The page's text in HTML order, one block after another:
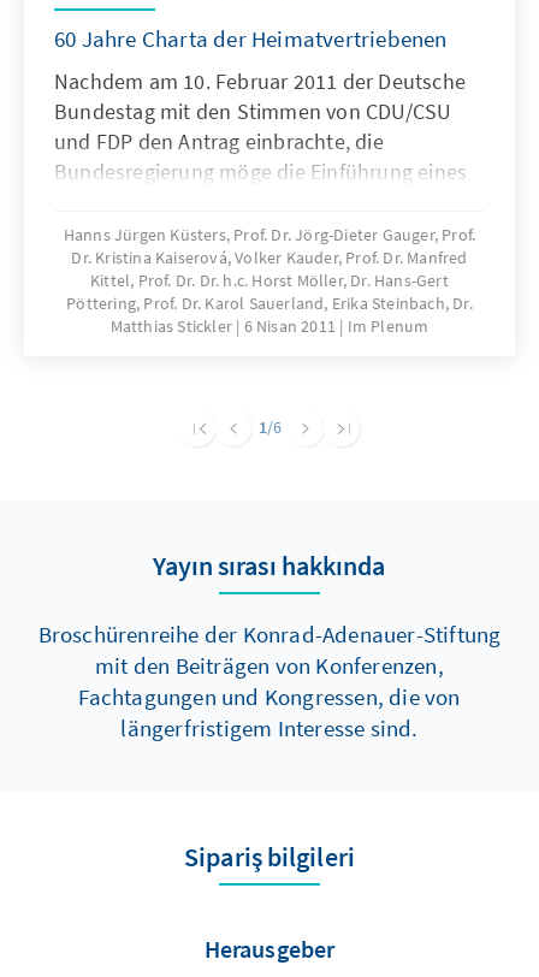
60 Jahre Charta der Heimatvertriebenen
Nachdem am 10. Februar 2011 der Deutsche
Bundestag mit den Stimmen von CDU/CSU
und FDP den Antrag einbrachte, die
Bundesregierung möge die Einführung eines
erneut nicht nur ein historischer, sondern
auch ein politischer Streit um die
angemessene Würdigung der Charta der
Heimatvertriebenen aus. Schon im Juli 2010
Flucht und Vertreibung, Integration und
im vorliegenden Band dokumentiert wird,
diente dazu, einen Beitrag zu immer wieder
aufbrechenden geschichtspolitischen
Diskussionen zu leisten.
Hanns Jürgen Küsters, Prof. Dr. Jörg-Dieter Gauger, Prof.
Dr. Kristina Kaiserová, Volker Kauder, Prof. Dr. Manfred
Kittel, Prof. Dr. Dr. h.c. Horst Möller, Dr. Hans-Gert
Pöttering, Prof. Dr. Karol Sauerland, Erika Steinbach, Dr.
Matthias Stickler 6 Nisan 2011 Im Plenum
1/6
Yayın sırası hakkında
Broschürenreihe der Konrad-Adenauer-Stiftung
mit den Beiträgen von Konferenzen,
Fachtagungen und Kongressen, die von
längerfristigem Interesse sind.
Sipariş bilgileri
Herausgeber